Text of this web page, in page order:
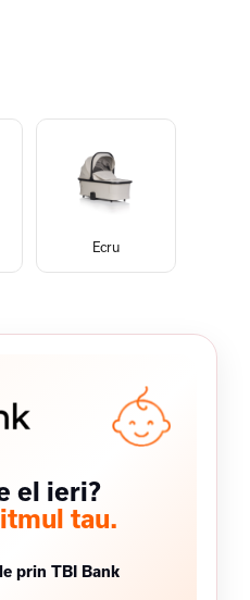
Ecru
el ieri?
tau.
prin TBI Bank